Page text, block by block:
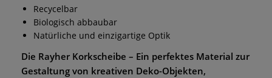
Recycelbar
Biologisch abbaubar
Natürliche und einzigartige Optik
Die Rayher Korkscheibe – Ein perfektes Material zur
Gestaltung von kreativen Deko-Objekten,